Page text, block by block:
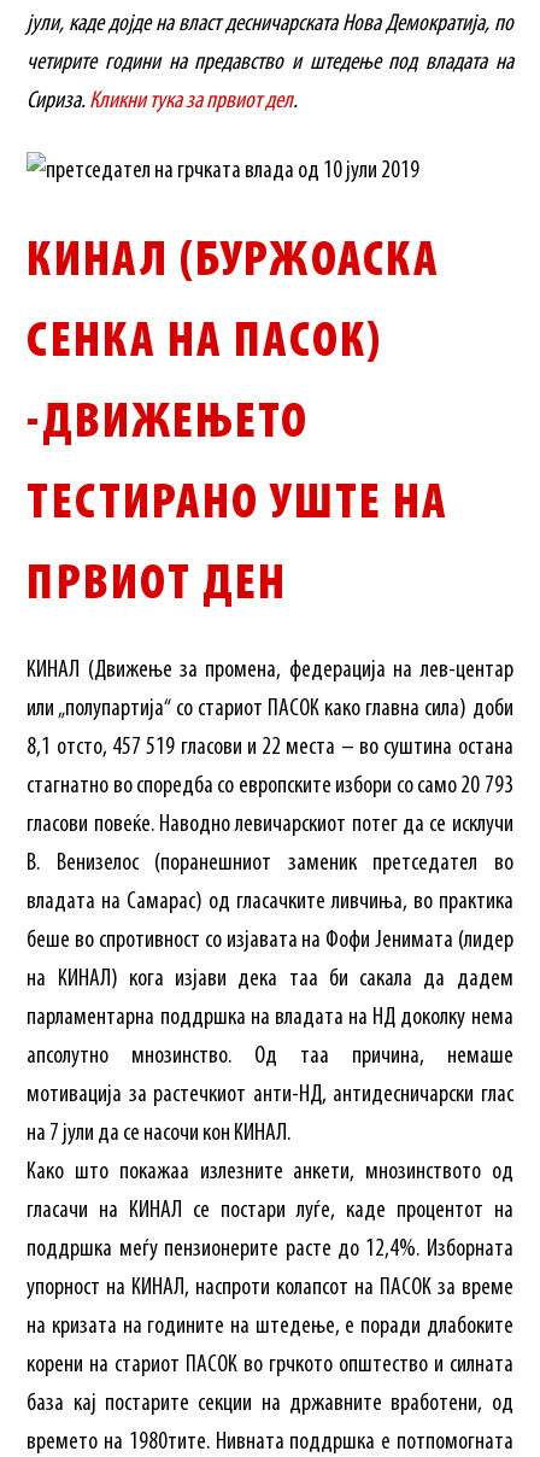
јули, каде дојде на власт десничарската Нова Демократија, по
четирите години на предавство и штедење под владата на
Сириза. Кликни тука за првиот дел.
КИНАЛ (БУРЖОАСКА
СЕНКА НА ПАСОК)
-ДВИЖЕЊЕТО
ТЕСТИРАНО УШТЕ НА
ПРВИОТ ДЕН
КИНАЛ (Движење за промена, федерација на лев-центар
или „полупартија“ со стариот ПАСОК како главна сила) доби
8,1 отсто, 457 519 гласови и 22 места – во суштина остана
стагнатно во споредба со европските избори со само 20 793
гласови повеќе. Наводно левичарскиот потег да се исклучи
В. Венизелос (поранешниот заменик претседател во
владата на Самарас) од гласачките ливчиња, во практика
беше во спротивност со изјавата на Фофи Јенимата (лидер
на КИНАЛ) кога изјави дека таа би сакала да дадем
парламентарна поддршка на владата на НД доколку нема
апсолутно мнозинство. Од таа причина, немаше
мотивација за растечкиот анти-НД, антидесничарски глас
на 7 јули да се насочи кон КИНАЛ.
Како што покажаа излезните анкети, мнозинството од
гласачи на КИНАЛ се постари луѓе, каде процентот на
поддршка меѓу пензионерите расте до 12,4%. Изборната
упорност на КИНАЛ, наспроти колапсот на ПАСОК за време
на кризата на годините на штедење, е поради длабоките
корени на стариот ПАСОК во грчкото општество и силната
база кај постарите секции на државните вработени, од
времето на 1980тите. Нивната поддршка е потпомогната